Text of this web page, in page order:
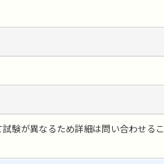
験が異なるため詳細は問い合わせるこ